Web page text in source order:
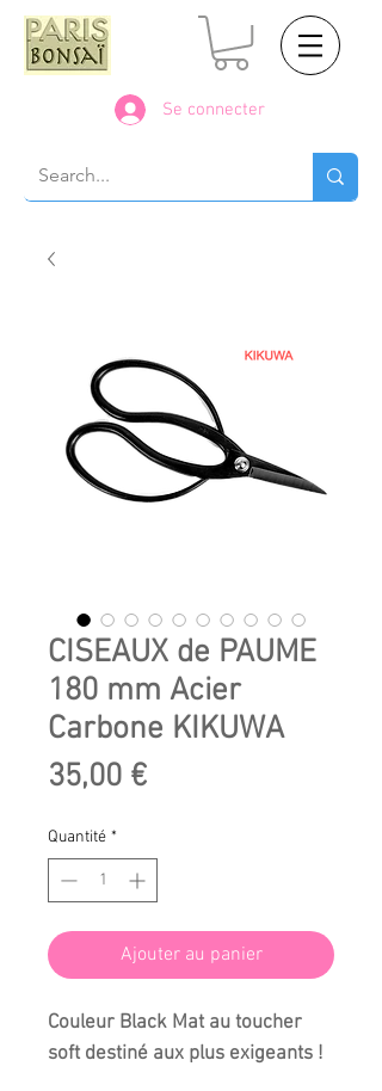
Se connecter
CISEAUX de PAUME
180 mm Acier
Carbone KIKUWA
35,00 €Prix
Quantité *
Ajouter au panier
Couleur Black Mat au toucher
soft destiné aux plus exigeants !